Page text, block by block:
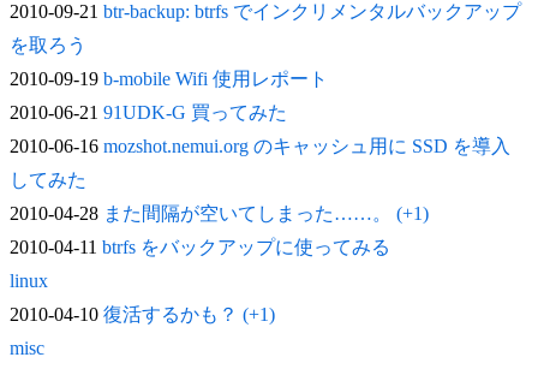
2010-09-21 btr-backup: btrfs でインクリメンタルバックアップ
を取ろう
2010-09-19 b-mobile Wifi 使用レポート
2010-06-21 91UDK-G 買ってみた
2010-06-16 mozshot.nemui.org のキャッシュ用に SSD を導入
してみた
2010-04-28 また間隔が空いてしまった……。 (+1)
2010-04-11 btrfs をバックアップに使ってみる
linux
2010-04-10 復活するかも？ (+1)
misc